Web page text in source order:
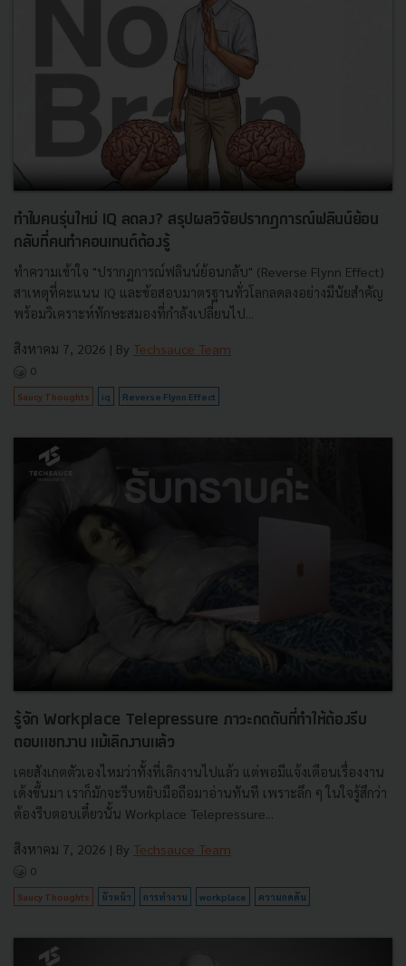
ทำไมคนรุ่นใหม่ IQ ลดลง? สรุปผลวิจัยปรากฏการณ์ฟลินน์ย้อน
กลับที่คนทำคอนเทนต์ต้องรู้
ทำความเข้าใจ "ปรากฏการณ์ฟลินน์ย้อนกลับ" (Reverse Flynn Effect)
สาเหตุที่คะแนน IQ และข้อสอบมาตรฐานทั่วโลกลดลงอย่างมีนัยสำคัญ
พร้อมวิเคราะห์ทักษะสมองที่กำลังเปลี่ยนไป...
สิงหาคม 7, 2026 | By Techsauce Team
0
Saucy Thoughts iq Reverse Flynn Effect
รู้จัก Workplace Telepressure ภาวะกดดันที่ทำให้ต้องรีบ
ตอบแชทงาน แม้เลิกงานแล้ว
เคยสังเกตตัวเองไหมว่าทั้งที่เลิกงานไปแล้ว แต่พอมีแจ้งเตือนเรื่องงาน
เด้งขึ้นมา เราก็มักจะรีบหยิบมือถือมาอ่านทันที เพราะลึก ๆ ในใจรู้สึกว่า
ต้องรีบตอบเดี๋ยวนั้น Workplace Telepressure...
สิงหาคม 7, 2026 | By Techsauce Team
0
Saucy Thoughts หัวหน้า การทำงาน workplace ความกดดัน